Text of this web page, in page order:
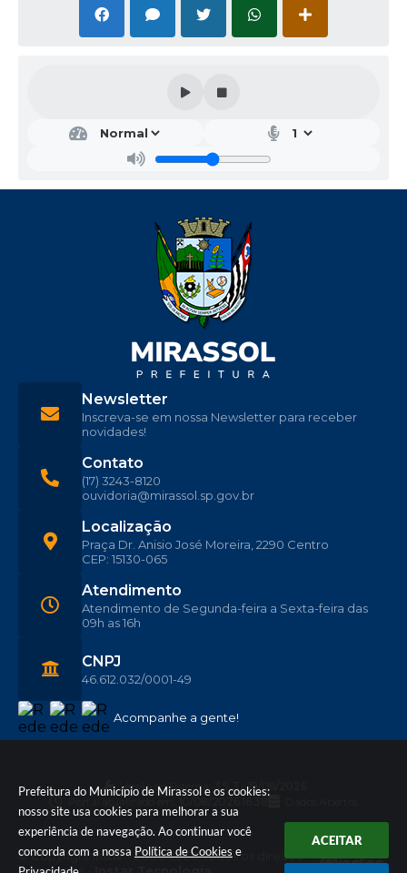
Prefeitura do Município de Mirassol e os cookies:
nosso site usa cookies para melhorar a sua
experiência de navegação. Ao continuar você
concorda com a nossa Política de Cookies e
ACEITAR
Acompanhe a gente!
Localização
Praça Dr. Anisio José Moreira, 2290 Centro
CEP: 15130-065
Contato
(17) 3243-8120
ouvidoria@mirassol.sp.gov.br
Atendimento
Atendimento de Segunda-feira a Sexta-feira das
09h as 16h
CNPJ
46.612.032/0001-49
Newsletter
Inscreva-se em nossa Newsletter para receber
novidades!
Versão do Sistema: 3.5.3 - 19/06/2026
Portal atualizado em:
© Copyright Instar - 2006-2026. Todos os direitos